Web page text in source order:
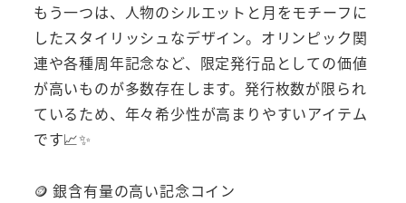
もう一つは、人物のシルエットと月をモチーフに
したスタイリッシュなデザイン。オリンピック関
連や各種周年記念など、限定発行品としての価値
が高いものが多数存在します。発行枚数が限られ
ているため、年々希少性が高まりやすいアイテム
です📈✨
🪙 銀含有量の高い記念コイン